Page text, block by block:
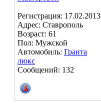
Регистрация: 17.02.2013
Адрес: Ставрополь
Возраст: 61
Пол: Мужской
Автомобиль: Гранта
люкс
Сообщений: 132